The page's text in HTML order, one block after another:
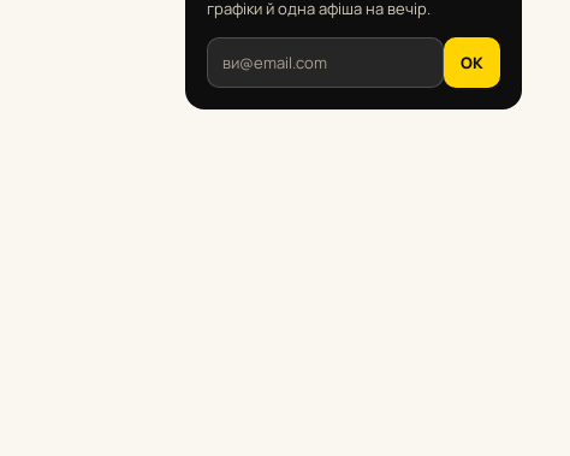
графіки й одна афіша на вечір.
OK